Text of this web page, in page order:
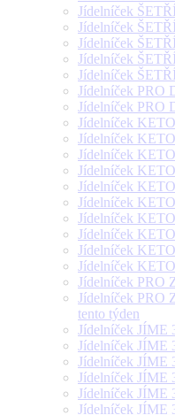
Jídelníček
Jídelníček
Jídelníček
Jídelníček
Jídelníček
Jídelníček PRO
Jídelníček PRO
Jídelníček
Jídelníček
Jídelníček
Jídelníček
Jídelníček
Jídelníček
Jídelníček
Jídelníček
Jídelníček
Jídelníček
Jídelníček PRO
Jídelníček PRO
tento týden
Jídelníček JÍME
Jídelníček JÍME
Jídelníček JÍME
Jídelníček JÍME
Jídelníček JÍME
Jídelníček JÍME